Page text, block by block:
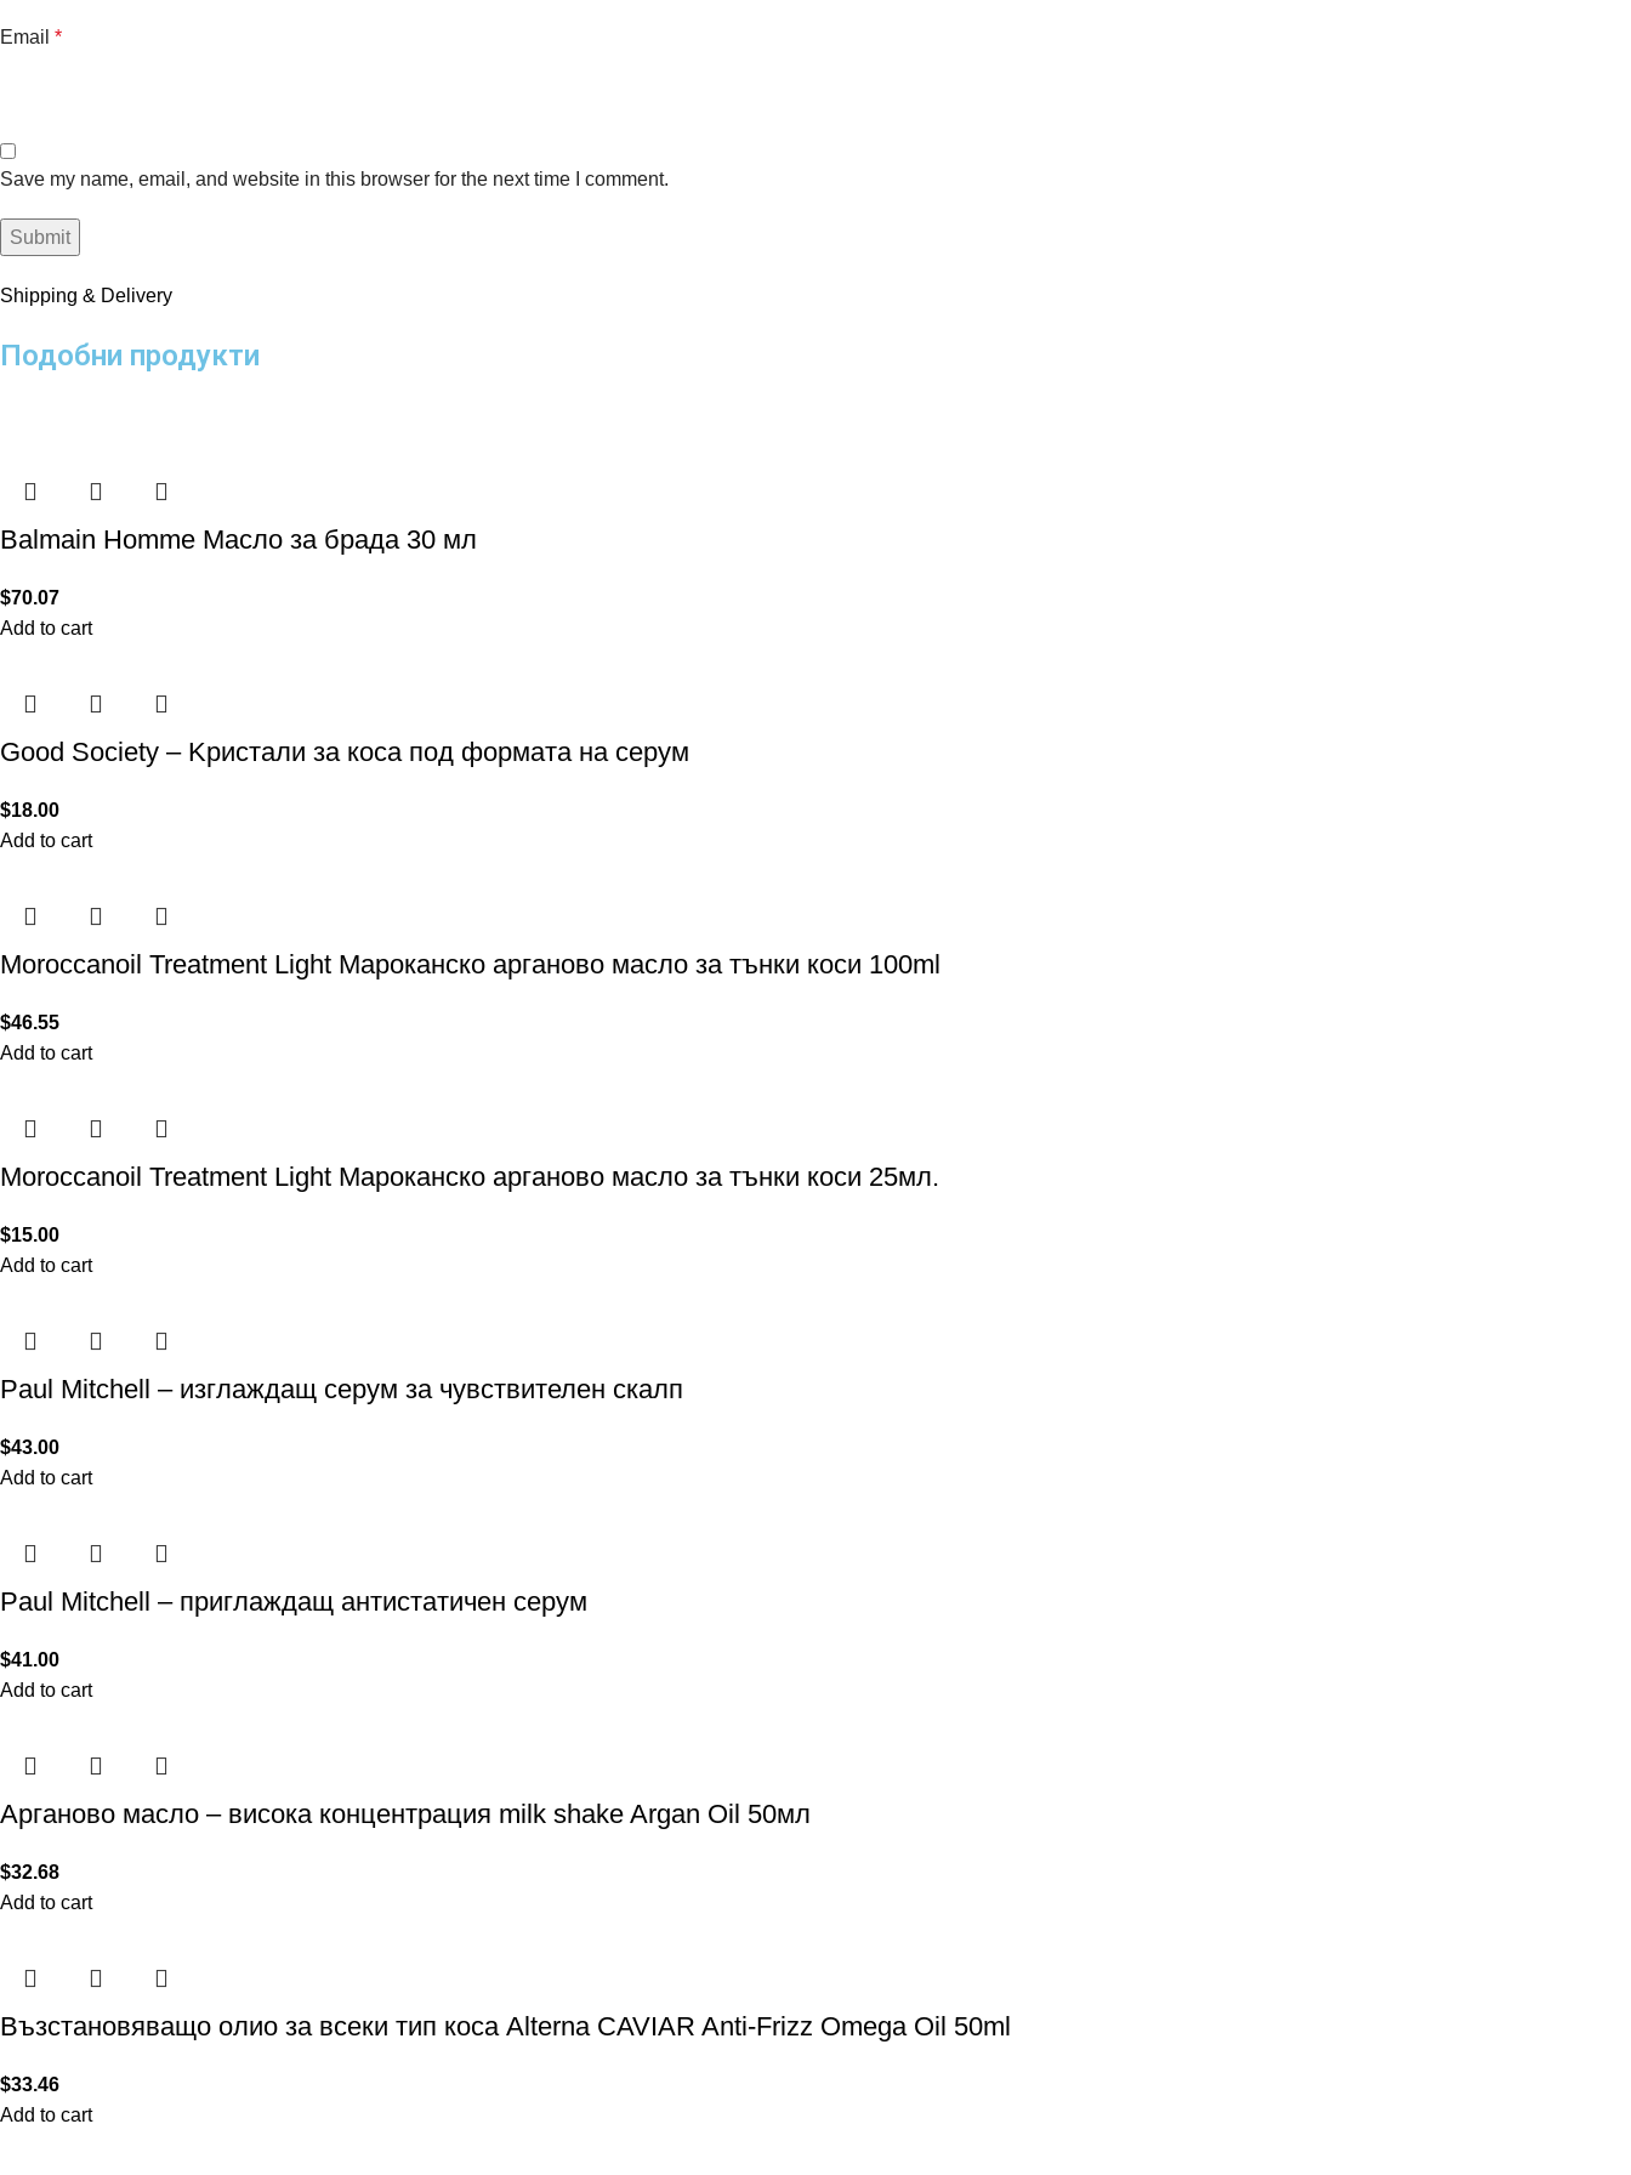
Email *
Save my name, email, and website in this browser for the next time I comment.
Shipping & Delivery
Подобни продукти
Balmain Homme Масло за брада 30 мл
$70.07
Add to cart
Good Society – Kристали за коса под формата на серум
$18.00
Add to cart
Moroccanoil Treatment Light Мароканско арганово масло за тънки коси 100ml
$46.55
Add to cart
Moroccanoil Treatment Light Мароканско арганово масло за тънки коси 25мл.
$15.00
Add to cart
Paul Mitchell – изглаждащ серум за чувствителен скалп
$43.00
Add to cart
Paul Mitchell – приглаждащ антистатичен серум
$41.00
Add to cart
Арганово масло – висока концентрация milk shake Argan Oil 50мл
$32.68
Add to cart
Възстановяващо олио за всеки тип коса Alterna CAVIAR Anti-Frizz Omega Oil 50ml
$33.46
Add to cart